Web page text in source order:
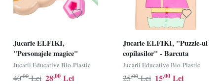
Jucarie ELFIKI,
"Personajele magice"
Jucarii Educative Bio-Plastic
28,00 Lei
40,00 Lei
Jucarie ELFIKI, "Puzzle-ul
copilasilor" - Barcuta
Jucarii Educative Bio-Plastic
15,00 Lei
25,00 Lei